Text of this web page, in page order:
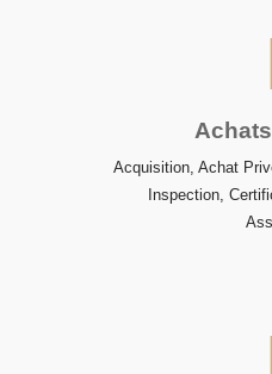
Acquisition, Achat
Inspection,